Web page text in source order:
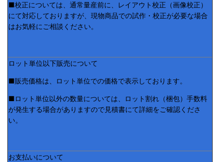
■校正については、通常量産前に、レイアウト校正（画像校正）
にて対応しておりますが、現物商品での試作・校正が必要な場合
はお気軽にご相談ください。
ロット単位以下販売について
■販売価格は、ロット単位での価格で表示しております。
■ロット単位以外の数量については、ロット割れ（梱包）手数料
が発生する場合がありますので見積書にて詳細をご確認くださ
い。
お支払いについて